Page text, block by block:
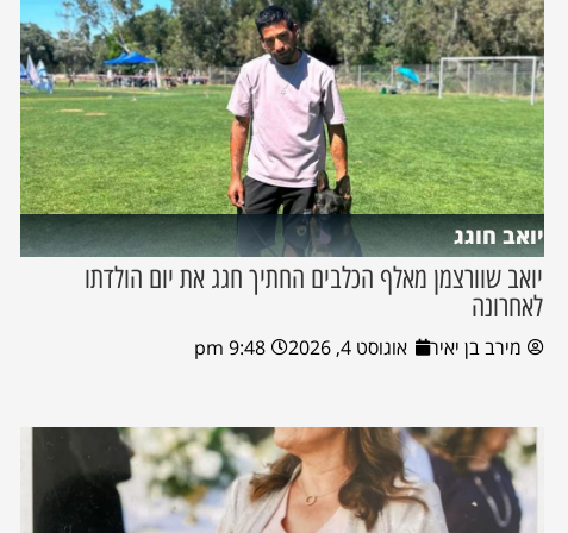
יואב חוגג
יואב שוורצמן מאלף הכלבים החתיך חגג את יום הולדתו
לאחרונה
מירב בן יאיר אוגוסט 4, 2026 9:48 pm